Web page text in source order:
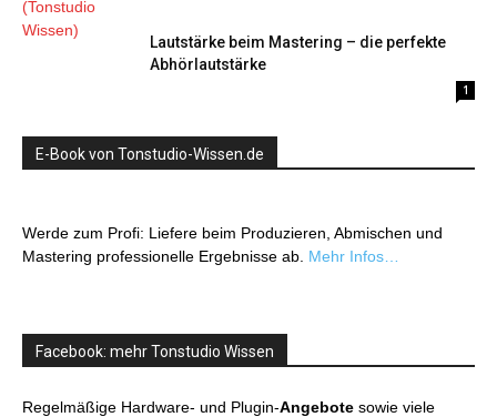
Lautstärke beim Mastering – die perfekte
Abhörlautstärke
1
E-Book von Tonstudio-Wissen.de
Werde zum Profi: Liefere beim Produzieren, Abmischen und
Mastering professionelle Ergebnisse ab. Mehr Infos…
Facebook: mehr Tonstudio Wissen
Regelmäßige Hardware- und Plugin-Angebote sowie viele